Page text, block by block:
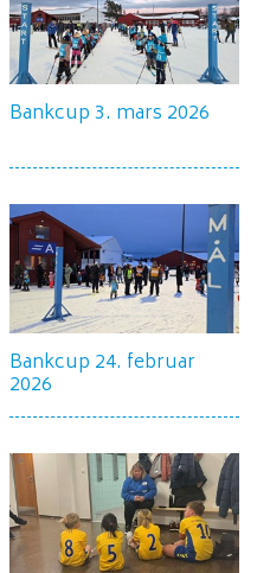
Bankcup 3. mars 2026
Bankcup 24. februar
2026